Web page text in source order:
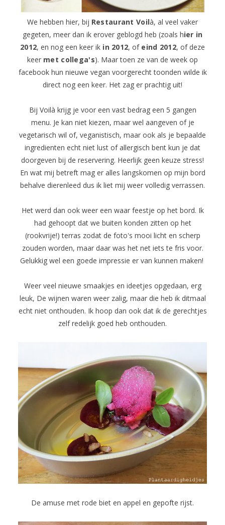
We hebben hier, bij Restaurant Voilà, al veel vaker
gegeten, meer dan ik erover geblogd heb (zoals hier in
2012, en nog een keer ik in 2012, of eind 2012, of deze
keer met collega's). Maar toen ze van de week op
facebook hun nieuwe vegan voorgerecht toonden wilde ik
direct nog een keer. Het zag er prachtig uit!
Bij Voilà krijg je voor een vast bedrag een 5 gangen
menu. Je kan niet kiezen, maar wel aangeven of je
vegetarisch wil of, veganistisch, maar ook als je bepaalde
ingredienten echt niet lust of allergisch bent kun je dat
doorgeven bij de reservering. Heerlijk geen keuze stress!
En wat mij betreft mag er alles langskomen op mijn bord
behalve dierenleed dus ik liet mij weer volledig verrassen.
Het werd dan ook weer een waar feestje op het bord. Ik
had gehoopt dat we buiten konden zitten op het
(rookvrije!) terras zodat de foto's mooi licht en scherp
zouden worden, maar daar was het net iets te fris voor.
Gelukkig wel een goede impressie er van kunnen maken!
Weer veel nieuwe smaakjes en ideetjes opgedaan, erg
leuk, De wijnen waren weer zalig, maar die heb ik ditmaal
echt niet onthouden. Ik hoop dan ook dat ik de gerechtjes
zelf redelijk goed heb onthouden.
De amuse met rode biet en appel en gepofte rijst.